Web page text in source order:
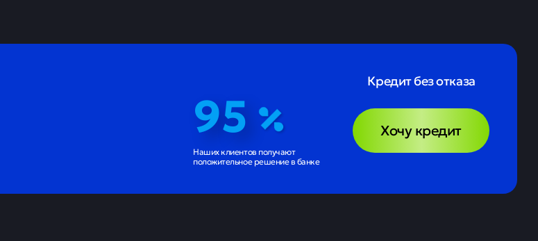
95
Наших клиентов получают
положительное решение в банке
Кредит без отказа
Хочу кредит